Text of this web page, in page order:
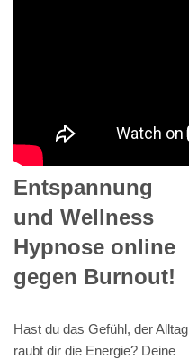
Entspannung
und Wellness
Hypnose online
gegen Burnout!
Hast du das Gefühl, der Alltag
raubt dir die Energie? Deine